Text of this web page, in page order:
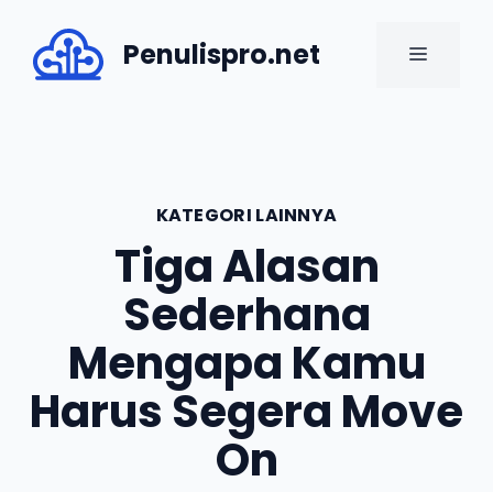
content
Penulispro.net MENU
KATEGORI LAINNYA
Tiga Alasan
Sederhana
Mengapa Kamu
Harus Segera Move
On